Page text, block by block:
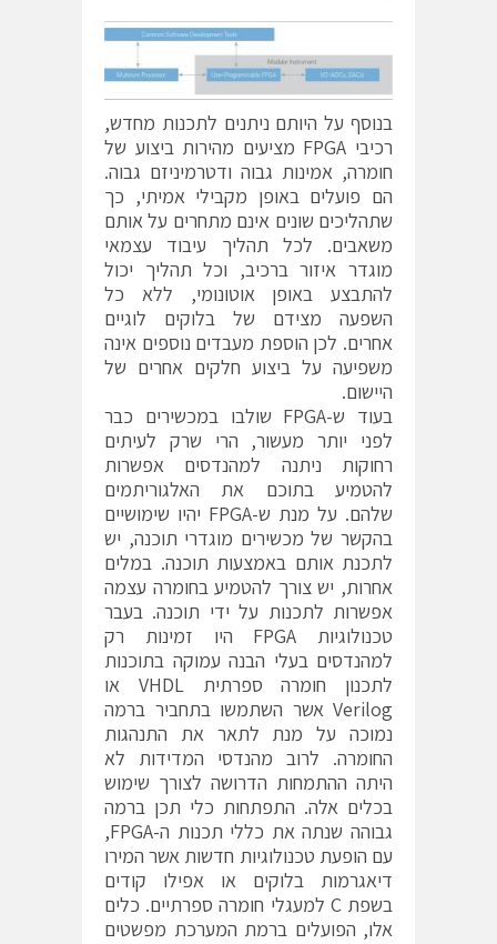
בנוסף על היותם ניתנים לתכנות מחדש,
רכיבי FPGA מציעים מהירות ביצוע של
חומרה, אמינות גבוה ודטרמיניזם גבוה.
הם פועלים באופן מקבילי אמיתי, כך
שתהליכים שונים אינם מתחרים על אותם
משאבים. לכל תהליך עיבוד עצמאי
מוגדר איזור ברכיב, וכל תהליך יכול
להתבצע באופן אוטונומי, ללא כל
השפעה מצידם של בלוקים לוגיים
אחרים. לכן הוספת מעבדים נוספים אינה
משפיעה על ביצוע חלקים אחרים של
היישום.
בעוד ש-FPGA שולבו במכשירים כבר
לפני יותר מעשור, הרי שרק לעיתים
רחוקות ניתנה למהנדסים אפשרות
להטמיע בתוכם את האלגוריתמים
שלהם. על מנת ש-FPGA יהיו שימושיים
בהקשר של מכשירים מוגדרי תוכנה, יש
לתכנת אותם באמצעות תוכנה. במלים
אחרות, יש צורך להטמיע בחומרה עצמה
אפשרות לתכנות על ידי תוכנה. בעבר
טכנולוגיות FPGA היו זמינות רק
למהנדסים בעלי הבנה עמוקה בתוכנות
לתכנון חומרה ספרתית VHDL או
Verilog אשר השתמשו בתחביר ברמה
נמוכה על מנת לתאר את התנהגות
החומרה. לרוב מהנדסי המדידות לא
היתה ההתמחות הדרושה לצורך שימוש
בכלים אלה. התפתחות כלי תכן ברמה
גבוהה שנתה את כללי תכנות ה-FPGA,
עם הופעת טכנולוגיות חדשות אשר המירו
דיאגרמות בלוקים או אפילו קודים
בשפת C למעגלי חומרה ספרתיים. כלים
אלו, הפועלים ברמת המערכת מפשטים